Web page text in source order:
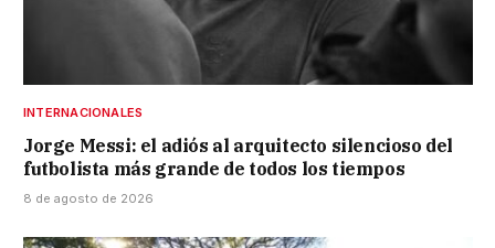
INTERNACIONALES
Jorge Messi: el adiós al arquitecto silencioso del
futbolista más grande de todos los tiempos
8 de agosto de 2026